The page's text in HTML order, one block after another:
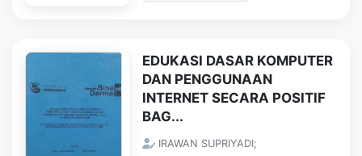
EDUKASI DASAR KOMPUTER
DAN PENGGUNAAN
INTERNET SECARA POSITIF
BAG...
IRAWAN SUPRIYADI;